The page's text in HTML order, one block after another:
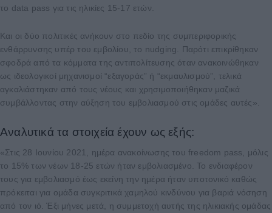
το data pass για τις ηλικίες 15-17 ετών.
Και οι δύο πολιτικές ανήκουν στο πεδίο της συμπεριφορικής
ενθάρρυνσης υπέρ του εμβολίου, το nudging. Παρότι επικρίθηκαν
σφοδρά από τα κόμματα της αντιπολίτευσης όταν ανακοινώθηκαν
ως ιδεολογικοί μηχανισμοί “εξαγοράς” ή “εκμαυλισμού”, τελικά
αγκαλιάστηκαν από τους νέους και χρησιμοποιήθηκαν μαζικά
συμβάλλοντας στην αύξηση του εμβολιασμού στις ομάδες αυτές».
Αναλυτικά τα στοιχεία έχουν ως εξής:
«Στις 28 Ιουνίου 2021, ημέρα ανακοίνωσης του freedom pass, μόλις
το 15% των νέων 18-25 ετών ήταν εμβολιασμένο. Το ενδιαφέρον
τους για εμβολιασμό έως εκείνη την ημέρα ήταν υποτονικό καθώς
πρόκειται για ομάδα συγκριτικά χαμηλού κινδύνου για βαριά νόσηση
από τον ιό. Έξι μήνες μετά, η συμμετοχή αυτής της ηλικιακής ομάδας